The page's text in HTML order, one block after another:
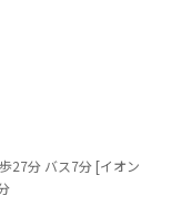
27分 バス7分 [イオン